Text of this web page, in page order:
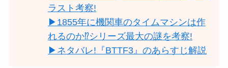
ラスト考察!
▶1855年に機関車のタイムマシンは作
れるのか⁉シリーズ最大の謎を考察!
▶ネタバレ!『BTTF3』のあらすじ解説